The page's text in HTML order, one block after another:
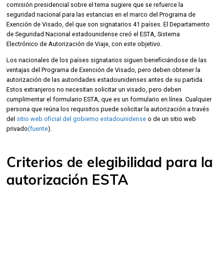
comisión presidencial sobre el tema sugiere que se refuerce la
seguridad nacional para las estancias en el marco del Programa de
Exención de Visado, del que son signatarios 41 países. El Departamento
de Seguridad Nacional estadounidense creó el ESTA, Sistema
Electrónico de Autorización de Viaje, con este objetivo.
Los nacionales de los países signatarios siguen beneficiándose de las
ventajas del Programa de Exención de Visado, pero deben obtener la
autorización de las autoridades estadounidenses antes de su partida.
Estos extranjeros no necesitan solicitar un visado, pero deben
cumplimentar el formulario ESTA, que es un formulario en línea. Cualquier
persona que reúna los requisitos puede solicitar la autorización a través
del sitio web oficial del gobierno estadounidenseo de un sitio web
privado(fuente).
Criterios de elegibilidad para la
autorización ESTA